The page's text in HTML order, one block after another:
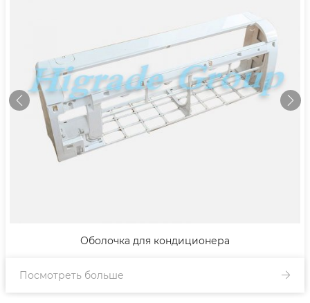
Оболочка для кондиционера
Посмотреть больше